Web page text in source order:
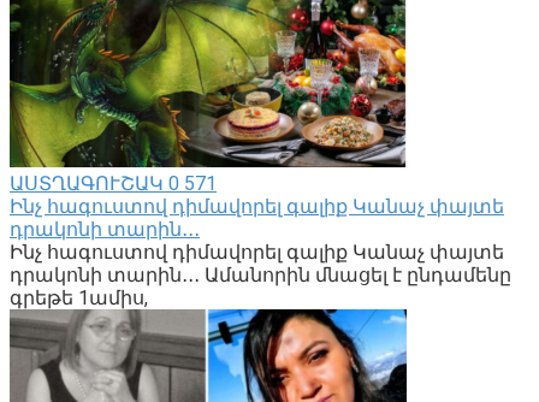
ԱՍՏՂԱԳՈՒՇԱԿ 0 571
Ինչ հագուստով դիմավորել գալիք Կանաչ փայտե
դրակոնի տարին․․․
Ինչ հագուստով դիմավորել գալիք Կանաչ փայտե
դրակոնի տարին․․․ Ամանորին մնացել է ընդամենը
գրեթե 1ամիս,